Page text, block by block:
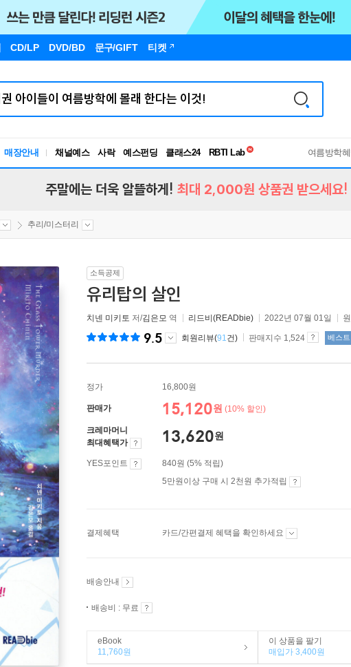
CD/LP DVD/BD 문구/GIFT 티켓
매장안내 채널예스 사락 예스펀딩 클래스24
독서유형검사
여름방학
주말에는 더욱 알뜰하게! 최대 2,000원 상품권 받으세요!
추리/미스터리
소득공제
유리탑의 살인
치넨 미키토 저/김은모 역 리드비(READbie) 2022년 07월 01일
9.5 회원리뷰(91건) 판매지수 1,524 베스트
정가 16,800원
판매가 15,120원 (10% 할인)
크레마머니
최대혜택가
13,620원
YES포인트
840원 (5% 적립)
5만원이상 구매 시 2천원 추가적립
결제혜택 카드/간편결제 혜택을 확인하세요
배송안내
배송비 : 무료
eBook
11,760원
이 상품을 팔기
매입가 3,400원